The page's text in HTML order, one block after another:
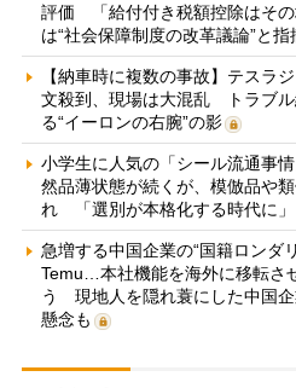
評価 「給付付き税額控除はそ
は“社会保障制度の改革議論”と指
【納車時に複数の事故】テスラ
文殺到、現場は大混乱 トラブ
る“イーロンの右腕”の影
小学生に人気の「シール流通事
然品薄状態が続くが、模倣品や
れ 「選別が本格化する時代に」
急増する中国企業の“国籍ロンダ
Temu…本社機能を海外に移転さ
う 現地人を隠れ蓑にした中国
懸念も